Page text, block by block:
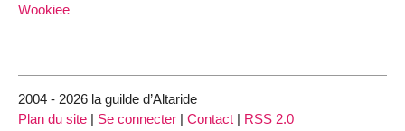
Wookiee
2004 - 2026 la guilde d’Altaride
Plan du site | Se connecter | Contact | RSS 2.0